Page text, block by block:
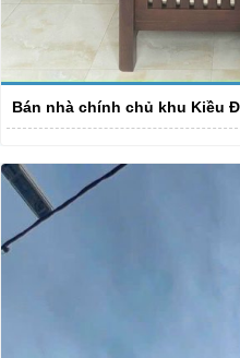
Bán nhà chính chủ khu Kiều